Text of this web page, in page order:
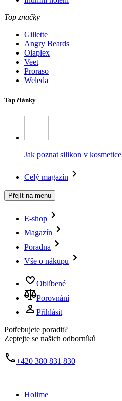
Top značky
Gillette
Angry Beards
Olaplex
Veet
Proraso
Weleda
Top články
Jak poznat silikon v kosmetice
Celý magazín
Přejít na menu
E-shop
Magazín
Poradna
Vše o nákupu
Oblíbené
Porovnání
Přihlásit
Potřebujete poradit?
Zeptejte se našich odborníků
+420 380 831 830
Holime